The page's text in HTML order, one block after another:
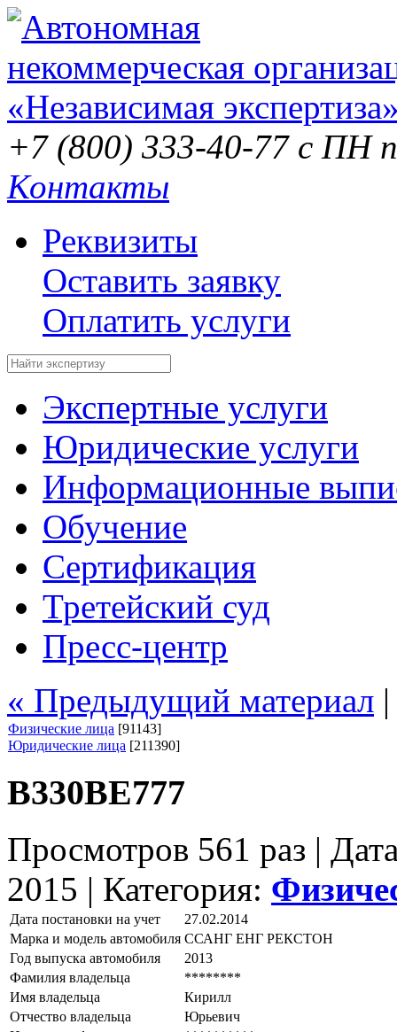
+7 (800) 333-40-77 с ПН
Контакты
Реквизиты
Оставить заявку
Оплатить услуги
Экспертные услуги
Юридические услуги
Информационные
Обучение
Сертификация
Третейский суд
Пресс-центр
« Предыдущий материал
Физические лица [91143]
Юридические лица [211390]
В330ВЕ777
Просмотров 561 раз |
2015 | Категория:
Дата постановки на учет
27.02.2014
Марка и модель автомобиля ССАНГ ЕНГ РЕКСТОН
Год выпуска автомобиля
2013
Фамилия владельца
********
Имя владельца
Кирилл
Отчество владельца
Юрьевич